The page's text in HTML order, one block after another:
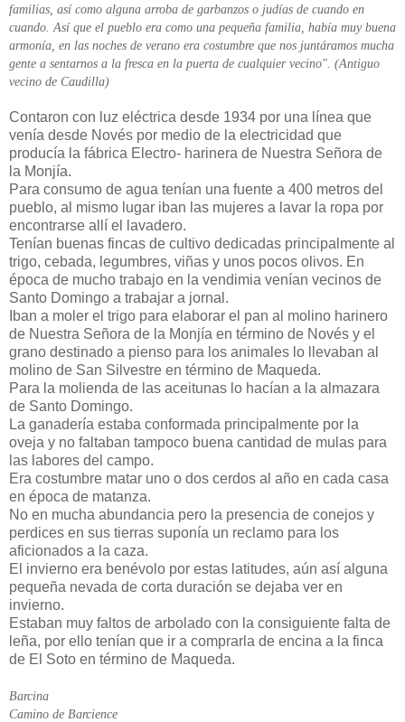
familias, así como alguna arroba de garbanzos o judías de cuando en
cuando. Así que el pueblo era como una pequeña familia, había muy buena
armonía, en las noches de verano era costumbre que nos juntáramos mucha
gente a sentarnos a la fresca en la puerta de cualquier vecino". (Antiguo
vecino de Caudilla)
Contaron con luz eléctrica desde 1934 por una línea que
venía desde Novés por medio de la electricidad que
producía la fábrica Electro- harinera de Nuestra Señora de
la Monjía.
Para consumo de agua tenían una fuente a 400 metros del
pueblo, al mismo lugar iban las mujeres a lavar la ropa por
encontrarse allí el lavadero.
Tenían buenas fincas de cultivo dedicadas principalmente al
trigo, cebada, legumbres, viñas y unos pocos olivos. En
época de mucho trabajo en la vendimia venían vecinos de
Santo Domingo a trabajar a jornal.
Iban a moler el trigo para elaborar el pan al molino harinero
de Nuestra Señora de la Monjía en término de Novés y el
grano destinado a pienso para los animales lo llevaban al
molino de San Silvestre en término de Maqueda.
Para la molienda de las aceitunas lo hacían a la almazara
de Santo Domingo.
La ganadería estaba conformada principalmente por la
oveja y no faltaban tampoco buena cantidad de mulas para
las labores del campo.
Era costumbre matar uno o dos cerdos al año en cada casa
en época de matanza.
No en mucha abundancia pero la presencia de conejos y
perdices en sus tierras suponía un reclamo para los
aficionados a la caza.
El invierno era benévolo por estas latitudes, aún así alguna
pequeña nevada de corta duración se dejaba ver en
invierno.
Estaban muy faltos de arbolado con la consiguiente falta de
leña, por ello tenían que ir a comprarla de encina a la finca
de El Soto en término de Maqueda.
Barcina
Camino de Barcience